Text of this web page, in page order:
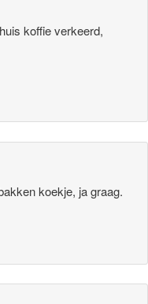
koffie verkeerd,
koekje, ja graag.